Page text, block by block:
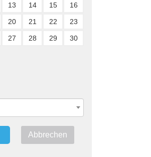
13 14 15 16
20 21 22 23
27 28 29 30
Abbrechen